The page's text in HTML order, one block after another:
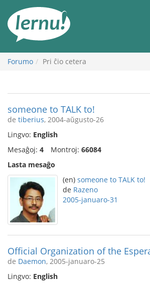
enhavo
Forumo Pri ĉio cetera
someone to TALK to!
de tiberius, 2004-aŭgusto-26
Lingvo: English
Mesaĝoj: 4 Montroj: 66084
Lasta mesaĝo
(en) someone to TALK to!
de Razeno
2005-januaro-31
Official Organization of the
de Daemon, 2005-januaro-25
Lingvo: English